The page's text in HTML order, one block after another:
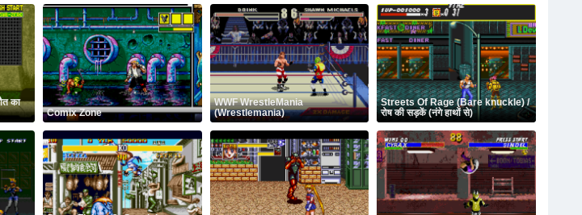
का
Comix Zone
WWF WrestleMania
(Wrestlemania)
Streets Of Rage (Bare knuckle) /
रोष की सड़कें (नंगे हाथों से)